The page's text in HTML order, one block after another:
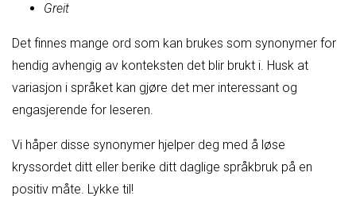
Greit
Det finnes mange ord som kan brukes som synonymer for
hendig avhengig av konteksten det blir brukt i. Husk at
variasjon i språket kan gjøre det mer interessant og
engasjerende for leseren.
Vi håper disse synonymer hjelper deg med å løse
kryssordet ditt eller berike ditt daglige språkbruk på en
positiv måte. Lykke til!